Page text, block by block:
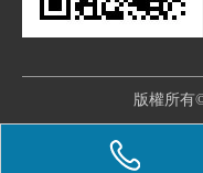
版權所有